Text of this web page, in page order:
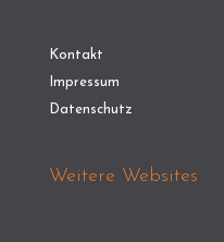
Kontakt
Impressum
Datenschutz
Weitere Websites